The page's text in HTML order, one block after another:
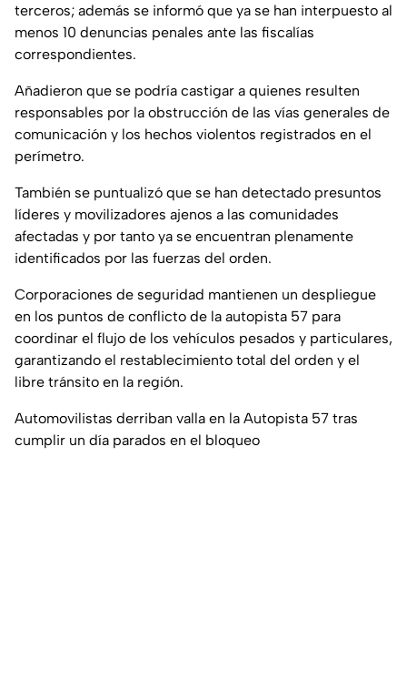
terceros; además se informó que ya se han interpuesto al
menos 10 denuncias penales ante las fiscalías
correspondientes.
Añadieron que se podría castigar a quienes resulten
responsables por la obstrucción de las vías generales de
comunicación y los hechos violentos registrados en el
perímetro.
También se puntualizó que se han detectado presuntos
líderes y movilizadores ajenos a las comunidades
afectadas y por tanto ya se encuentran plenamente
identificados por las fuerzas del orden.
Corporaciones de seguridad mantienen un despliegue
en los puntos de conflicto de la autopista 57 para
coordinar el flujo de los vehículos pesados y particulares,
garantizando el restablecimiento total del orden y el
libre tránsito en la región.
Automovilistas derriban valla en la Autopista 57 tras
cumplir un día parados en el bloqueo